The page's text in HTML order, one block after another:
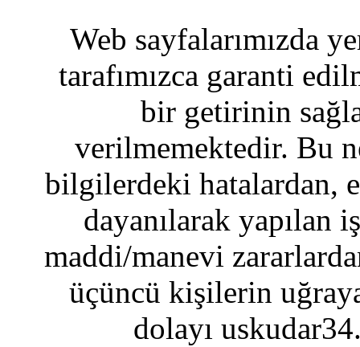
Web sayfalarımızda
tarafımızca garanti
bir getirinin
verilmemektedir. Bu
bilgilerdeki hatalardan,
dayanılarak yapılan
maddi/manevi
üçüncü kişilerin
dolayı